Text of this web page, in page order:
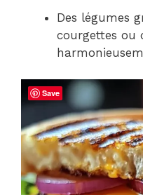
Des légumes
courgettes ou
Save